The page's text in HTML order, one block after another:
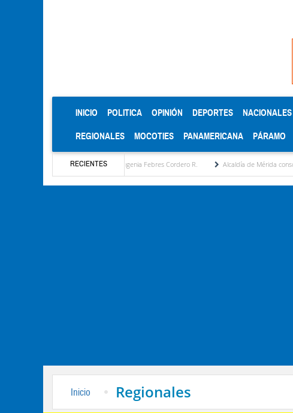
INICIO (CURRENT)
POLITICA OPINIÓN DEPORTES NACIONALES
REGIONALES MOCOTIES PANAMERICANA PÁRAMO
RECIENTES
estratégica por María Eugenia Febres Cordero R. Alcaldía de Mérida consolida
Inicio Regionales